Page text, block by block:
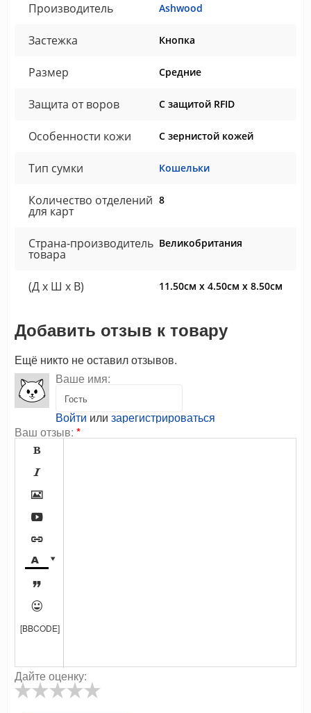
Производитель Ashwood
Застежка Кнопка
Размер Средние
Защита от воров С защитой RFID
Особенности кожи С зернистой кожей
Тип сумки Кошельки
Количество отделений
для карт
8
Страна-производитель
товара
Великобритания
(Д x Ш x В) 11.50см x 4.50см x 8.50см
Добавить отзыв к товару
Ещё никто не оставил отзывов.
Ваше имя:
Войти или зарегистрироваться
Ваш отзыв: *









[BBCODE]
Дайте оценку: